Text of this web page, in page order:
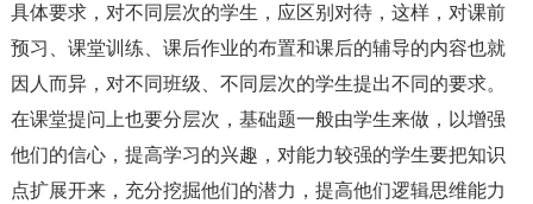
具体要求，对不同层次的学生，应区别对待，这样，对课前
预习、课堂训练、课后作业的布置和课后的辅导的内容也就
因人而异，对不同班级、不同层次的学生提出不同的要求。
在课堂提问上也要分层次，基础题一般由学生来做，以增强
他们的信心，提高学习的兴趣，对能力较强的学生要把知识
点扩展开来，充分挖掘他们的潜力，提高他们逻辑思维能力